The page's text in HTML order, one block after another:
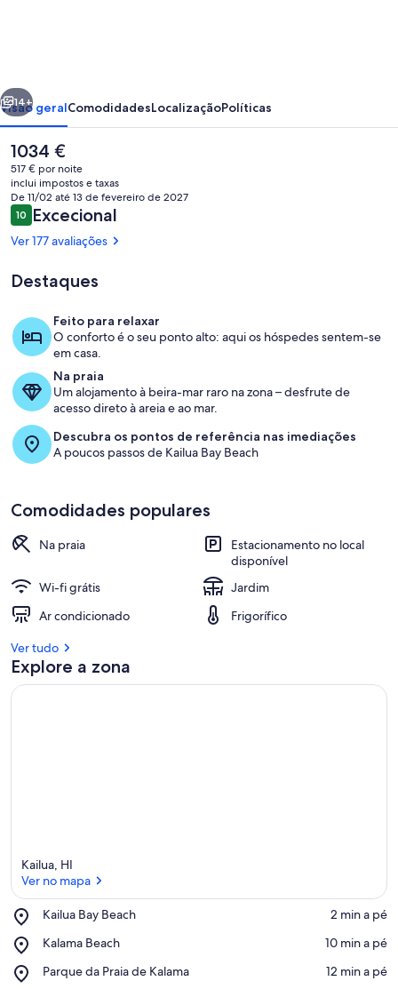
Seguinte
14+
Visão geralComodidadesLocalizaçãoPolíticas
O
preço
atual
é
1034 €
1034 €
517 € por noite
inclui impostos e taxas
De 11/02 até 13 de fevereiro de 2027
Avaliações
1010 em 10
Excecional
Ver 177 avaliações
Destaques
Feito para relaxar
O conforto é o seu ponto alto: aqui os hóspedes sentem-se
em casa.
Na praia
Um alojamento à beira-mar raro na zona – desfrute de
acesso direto à areia e ao mar.
Descubra os pontos de referência nas imediações
A poucos passos de Kailua Bay Beach
Comodidades populares
Na praia
Estacionamento no local
disponível
Wi-fi grátis
Jardim
Ar condicionado
Frigorífico
Ver tudo
Explore a zona
Kailua, HI
Ver no mapa
Kailua Bay Beach
Place,
Bay
‪2 min a pé‬
Kalama Beach
Place,
Beach
‪10 min a pé‬
Parque da Praia de Kalama
Place,
‪12 min a pé‬